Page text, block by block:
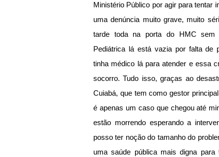
Ministério Público por agir para tentar
uma denúncia muito grave, muito
tarde toda na porta do HMC sem
Pediátrica lá está vazia por falta de
tinha médico lá para atender e essa
socorro. Tudo isso, graças ao
Cuiabá, que tem como gestor
é apenas um caso que chegou até
estão morrendo esperando a
posso ter noção do tamanho do
uma saúde pública mais digna